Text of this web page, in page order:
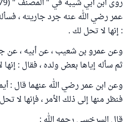
عمر رضي الله عنه جرد جاريته ،
: إنها لا تحل لك .
وعن عمرو بن شعيب ، عن أبيه ، عن
ثم سأله إياها بعض ولده ، فقال :
وعن ابن عمر رضي الله عنهما قال :
فنظر منها إلى ذلك الأمر ، فإنها لا